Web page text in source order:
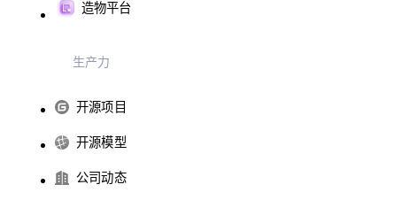
造物平台
生产力
开源项目
开源模型
公司动态